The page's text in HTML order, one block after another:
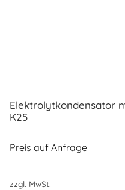
Elektrolytkondensator
K25
Preis auf Anfrage
zzgl. MwSt.